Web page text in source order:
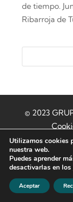
de tiempo.
Ribarroja de
© 2023
Utilizamos cookies
nuestra web.
Puedes aprender
desactivarlas en los
Aceptar